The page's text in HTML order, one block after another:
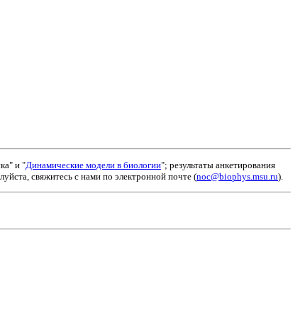
и "Динамические модели в биологии"; результаты анкетирования
свяжитесь с нами по электронной почте (noc@biophys.msu.ru).